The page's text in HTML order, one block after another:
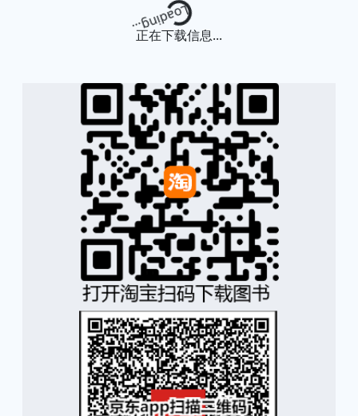
Loading...
正在下载信息...